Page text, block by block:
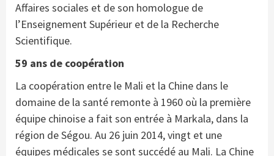
Affaires sociales et de son homologue de
l’Enseignement Supérieur et de la Recherche
Scientifique.
59 ans de coopération
La coopération entre le Mali et la Chine dans le
domaine de la santé remonte à 1960 où la première
équipe chinoise a fait son entrée à Markala, dans la
région de Ségou. Au 26 juin 2014, vingt et une
équipes médicales se sont succédé au Mali. La Chine